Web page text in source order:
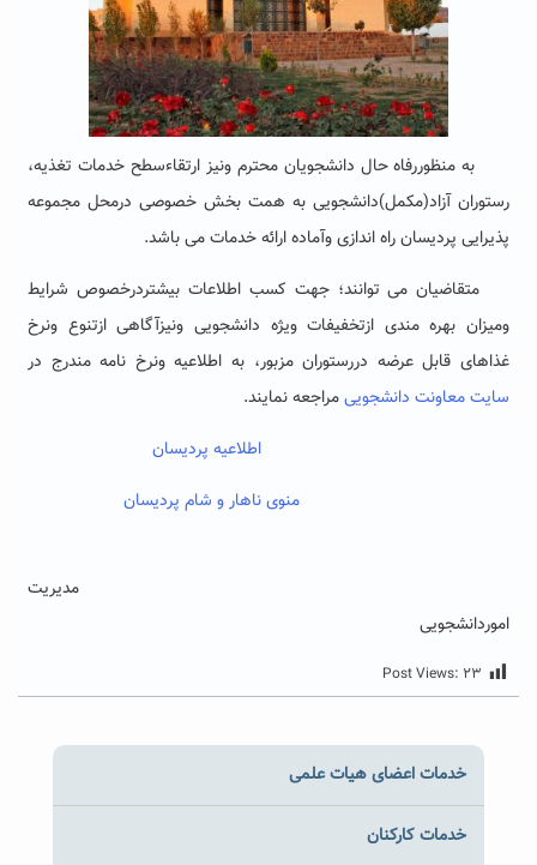
به منظوررفاه حال دانشجویان محترم ونیز ارتقاءسطح خدمات تغذیه،
رستوران آزاد(مکمل)دانشجویی به همت بخش خصوصی درمحل مجموعه
پذیرایی پردیسان راه اندازی وآماده ارائه خدمات می باشد.
متقاضیان می توانند؛ جهت کسب اطلاعات بیشتردرخصوص شرایط
ومیزان بهره مندی ازتخفیفات ویژه دانشجویی ونیزآگاهی ازتنوع ونرخ
غذاهای قابل عرضه دررستوران مزبور، به اطلاعیه ونرخ نامه مندرج در
سایت معاونت دانشجوییمراجعه نمایند.
اطلاعیه پردیسان
منوی ناهار و شام پردیسان
مدیریت
اموردانشجویی
Post Views: ۲۳
خدمات اعضای هیات علمی
خدمات کارکنان